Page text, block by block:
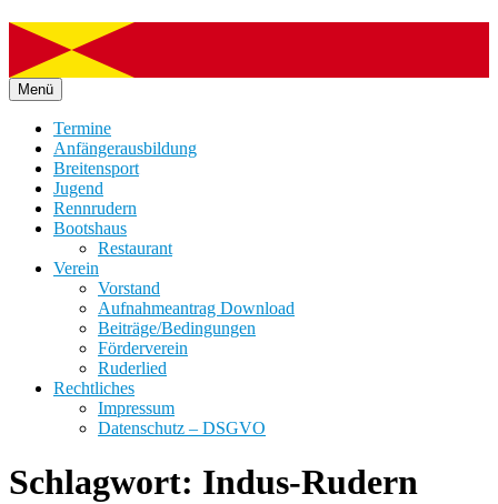
Zum
Inhalt
springen
Menü
Termine
Anfängerausbildung
Breitensport
Jugend
Rennrudern
Bootshaus
Restaurant
Verein
Vorstand
Aufnahmeantrag Download
Beiträge/Bedingungen
Förderverein
Ruderlied
Rechtliches
Impressum
Datenschutz – DSGVO
Schlagwort: Indus-Rudern